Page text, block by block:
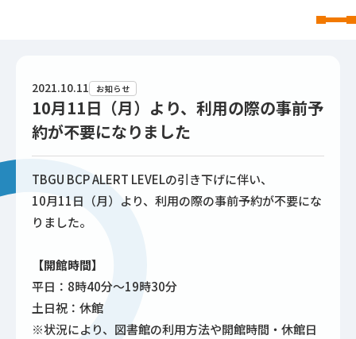
2021.10.11 お知らせ
10月11日（月）より、利用の際の事前予
約が不要になりました
TBGU BCP ALERT LEVELの引き下げに伴い、
10月11日（月）より、利用の際の事前予約が不要にな
りました。
【開館時間】
平日：8時40分～19時30分
土日祝：休館
※状況により、図書館の利用方法や開館時間・休館日